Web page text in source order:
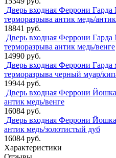
Дверь входная Феррони Гарда
терморазрыва антик медь/
18841 руб.
Дверь входная Феррони Гарда
терморазрыва антик медь/венге
14990 руб.
Дверь входная Феррони Гарда
терморазрыва черный муар/
19944 руб.
Дверь входная Феррони
антик медь/венге
16084 руб.
Дверь входная Феррони
антик медь/золотистый дуб
16084 руб.
Характеристики